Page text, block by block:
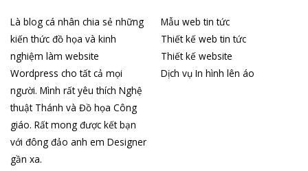
Là blog cá nhân chia sẻ những
kiến thức đồ họa và kinh
nghiệm làm website
Wordpress cho tất cả mọi
người. Mình rất yêu thích Nghệ
thuật Thánh và Đồ họa Công
giáo. Rất mong được kết bạn
với đông đảo anh em Designer
gần xa.
Mẫu web tin tức
Thiết kế web tin tức
Thiết kế website
Dịch vụ In hình lên áo